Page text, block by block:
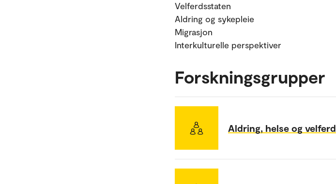
Velferdsstaten
Aldring og sykepleie
Migrasjon
Interkulturelle perspektiver
Forskningsgrupper
Aldring, helse og velferd